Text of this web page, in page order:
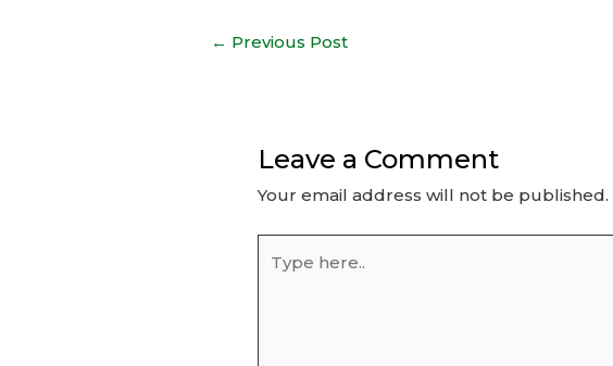
Post
← Previous Post
Leave a Comment
Your email address will not be published.
here..